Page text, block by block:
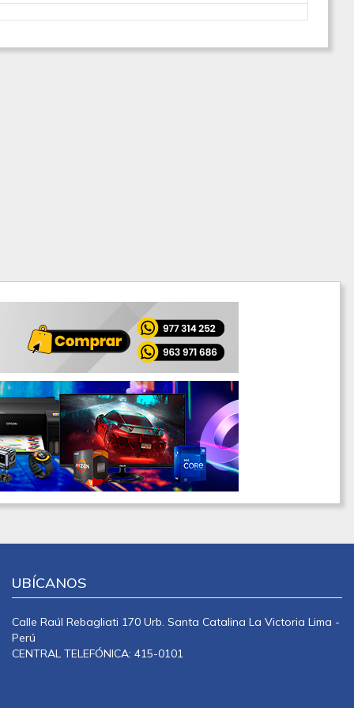
UBÍCANOS
Calle Raúl Rebagliati 170 Urb. Santa Catalina La Victoria Lima -
Perú
CENTRAL TELEFÓNICA: 415-0101